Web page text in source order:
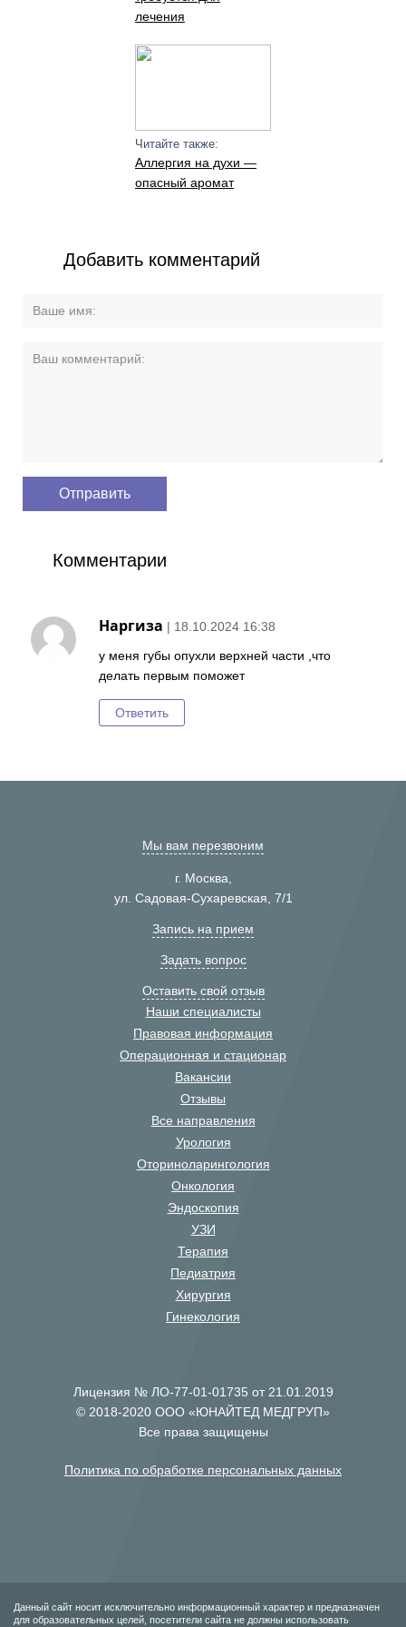
лечения
Читайте также:
Аллергия на духи —
опасный аромат
Добавить комментарий
Комментарии
Наргиза | 18.10.2024 16:38
у меня губы опухли верхней части ,что
делать первым поможет
Ответить
Мы вам перезвоним
г. Москва,
ул. Садовая-Сухаревская, 7/1
Запись на прием
Задать вопрос
Оставить свой отзыв
Наши специалисты
Правовая информация
Операционная и стационар
Вакансии
Отзывы
Все направления
Урология
Оториноларингология
Онкология
Эндоскопия
УЗИ
Терапия
Педиатрия
Хирургия
Гинекология
Лицензия № ЛО-77-01-01735 от 21.01.2019
© 2018-2020 ООО «ЮНАЙТЕД МЕДГРУП»
Все права защищены
Политика по обработке персональных данных
Данный сайт носит исключительно информационный характер и предназначен
для образовательных целей, посетители сайта не должны использовать